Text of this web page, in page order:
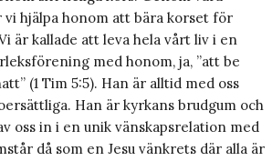
vi hjälpa honom att bära korset för
är kallade att leva hela vårt liv i en
med honom, ja, ”att be
(1 Tim 5:5). Han är alltid med oss
Han är kyrkans brudgum och
oss in i en unik vänskapsrelation med
då som en Jesu vänkrets där alla är